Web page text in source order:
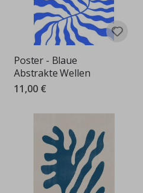
Poster - Blaue
Abstrakte Wellen
11,00 €